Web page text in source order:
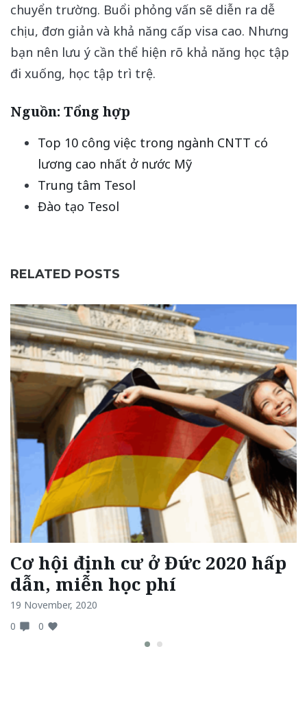
chuyển trường. Buổi phỏng vấn sẽ diễn ra dễ
chịu, đơn giản và khả năng cấp visa cao. Nhưng
bạn nên lưu ý cần thể hiện rõ khả năng học tập
đi xuống, học tập trì trệ.
Nguồn: Tổng hợp
Top 10 công việc trong ngành CNTT có
lương cao nhất ở nước Mỹ
Trung tâm Tesol
Đào tạo Tesol
RELATED POSTS
Cơ hội định cư ở Đức 2020 hấp
dẫn, miễn học phí
19 November, 2020
0
0